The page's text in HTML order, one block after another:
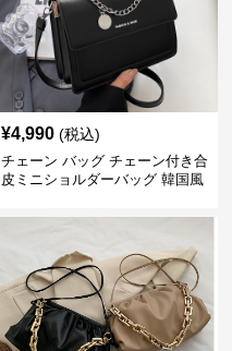
¥4,990 (税込)
チェーン バッグ チェーン付き合
皮ミニショルダーバッグ 韓国風